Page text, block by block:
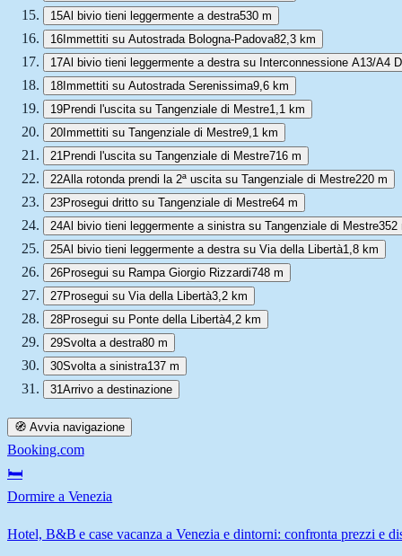
15Al bivio tieni leggermente a destra530 m
16Immettiti su Autostrada Bologna-Padova82,3 km
17Al bivio tieni leggermente a destra su Interconnessione A13/A4
18Immettiti su Autostrada Serenissima9,6 km
19Prendi l'uscita su Tangenziale di Mestre1,1 km
20Immettiti su Tangenziale di Mestre9,1 km
21 Prendi l'uscita su Tangenziale di Mestre716 m
22Alla rotonda prendi la 2ª uscita su Tangenziale di Mestre220 m
23Prosegui dritto su Tangenziale di Mestre64 m
24Al bivio tieni leggermente a sinistra su Tangenziale di Mestre352
25Al bivio tieni leggermente a destra su Via della Libertà1,8 km
26Prosegui su Rampa Giorgio Rizzardi748 m
27Prosegui su Via della Libertà3,2 km
28Prosegui su Ponte della Libertà4,2 km
29Svolta a destra80 m
30Svolta a sinistra137 m
31Arrivo a destinazione
🧭 Avvia navigazione
Booking.com
🛏️
Dormire a Venezia
Hotel, B&B e case vacanza a Venezia e dintorni: confronta prezzi e